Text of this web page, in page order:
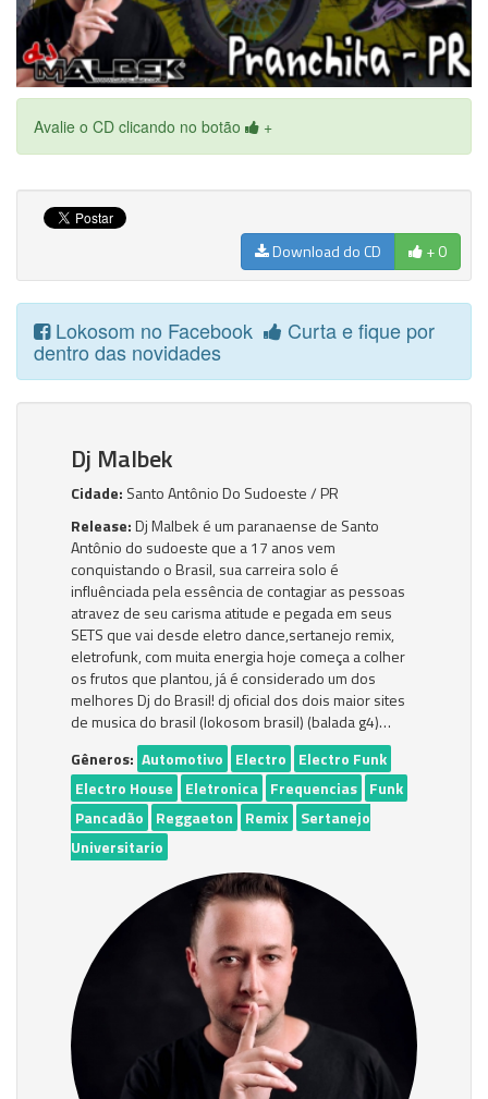
Avalie o CD clicando no botão +
Download do CD + 0
Lokosom no Facebook Curta e fique por
dentro das novidades
Dj Malbek
Cidade: Santo Antônio Do Sudoeste / PR
Release:Dj Malbek é um paranaense de Santo
Antônio do sudoeste que a 17 anos vem
conquistando o Brasil, sua carreira solo é
influênciada pela essência de contagiar as pessoas
atravez de seu carisma atitude e pegada em seus
SETS que vai desde eletro dance,sertanejo remix,
eletrofunk, com muita energia hoje começa a colher
os frutos que plantou, já é considerado um dos
melhores Dj do Brasil! dj oficial dos dois maior sites
de musica do brasil (lokosom brasil) (balada g4)…
Gêneros: Automotivo Electro
Electro Funk
Electro House
Eletronica Frequencias Funk
Pancadão
Reggaeton Remix Sertanejo
Universitario